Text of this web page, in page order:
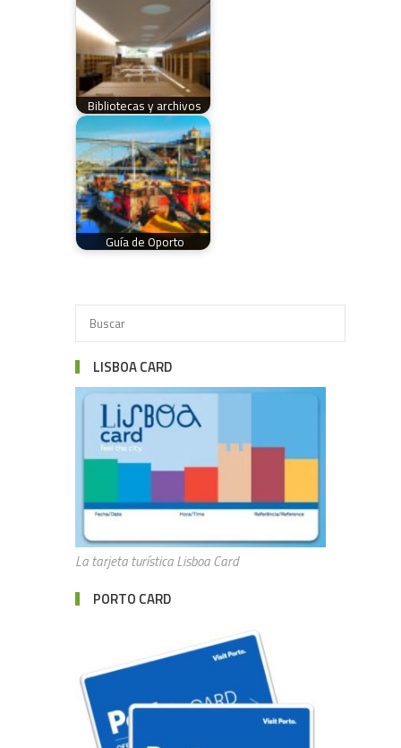
Bibliotecas y archivos
Guía de Oporto
LISBOA CARD
La tarjeta turística Lisboa Card
PORTO CARD